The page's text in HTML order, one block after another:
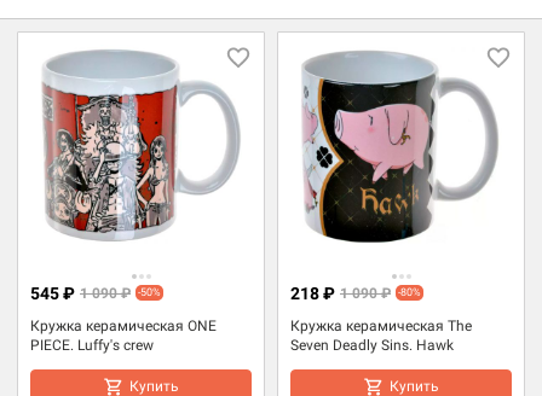
Кружка керамическая ONE
PIECE. Luffy's crew
545 ₽ 1 090 ₽ -50%
Купить
Кружка керамическая The
Seven Deadly Sins. Hawk
218 ₽ 1 090 ₽ -80%
Купить